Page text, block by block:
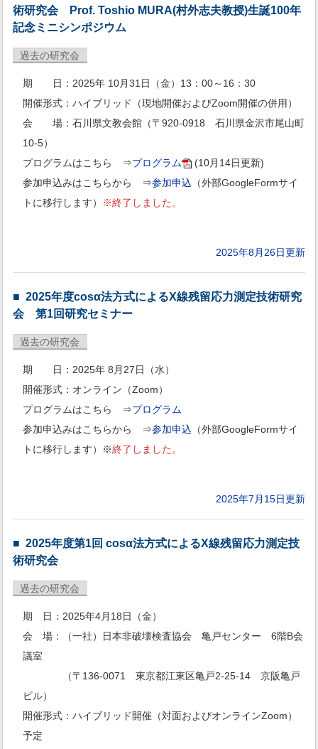
術研究会 Prof. Toshio MURA(村外志夫教授)生誕100年
記念ミニシンポジウム
過去の研究会
期 日：2025年 10月31日（金）13：00～16：30
開催形式：ハイブリッド（現地開催およびZoom開催の併用）
会 場：石川県文教会館（〒920-0918 石川県金沢市尾山町
10-5）
プログラムはこちら ⇒プログラム
(10月14日更新)
参加申込みはこちらから ⇒参加申込 （外部GoogleFormサイ
トに移行します）
※終了しました。
2025年8月26日更新
2025年度cosα法方式によるX線残留応力測定技術研究
会 第1回研究セミナー
過去の研究会
期 日：2025年 8月27日（水）
開催形式：オンライン（Zoom）
プログラムはこちら ⇒プログラム
参加申込みはこちらから ⇒参加申込 （外部GoogleFormサイ
トに移行します）※終了しました。
2025年7月15日更新
2025年度第1回 cosα法方式によるX線残留応力測定技
術研究会
過去の研究会
期 日：2025年4月18日（金）
会 場：（一社）日本非破壊検査協会 亀戸センター 6階B会
議室
（〒136-0071 東京都江東区亀戸2-25-14 京阪亀戸
ビル）
開催形式：ハイブリッド開催（対面およびオンラインZoom）
予定